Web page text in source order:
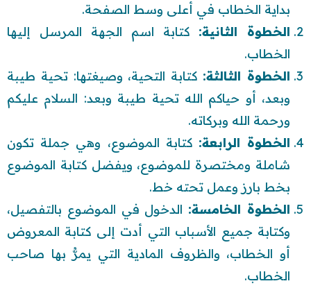
بداية الخطاب في أعلى وسط الصفحة.
الخطوة الثانية: كتابة اسم الجهة المرسل إليها
الخطاب.
الخطوة الثالثة: كتابة التحية، وصيغتها: تحية طيبة
وبعد، أو حياكم الله تحية طيبة وبعد: السلام عليكم
ورحمة الله وبركاته.
الخطوة الرابعة: كتابة الموضوع، وهي جملة تكون
شاملة ومختصرة للموضوع، ويفضل كتابة الموضوع
بخط بارز وعمل تحته خط.
الخطوة الخامسة: الدخول في الموضوع بالتفصيل،
وكتابة جميع الأسباب التي أدت إلى كتابة المعروض
أو الخطاب، والظروف المادية التي يمرُّ بها صاحب
الخطاب.